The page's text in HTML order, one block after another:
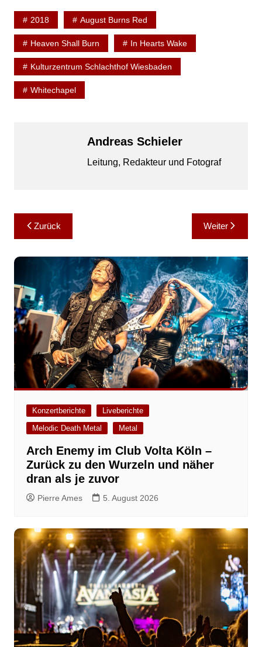
2018 August Burns Red
Heaven Shall Burn In Hearts Wake
Kulturzentrum Schlachthof Wiesbaden
Whitechapel
Andreas Schieler
Leitung, Redakteur und Fotograf
Beitragsnavigation
Zurück Weiter
Konzertberichte
Liveberichte
Melodic Death Metal
Metal
Arch Enemy im Club Volta Köln –
Zurück zu den Wurzeln und näher
dran als je zuvor
Pierre Ames 5. August 2026